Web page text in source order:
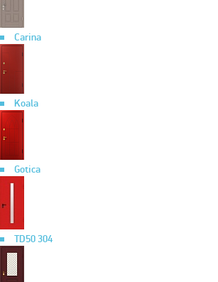
Carina
Koala
Gotica
TD50 304